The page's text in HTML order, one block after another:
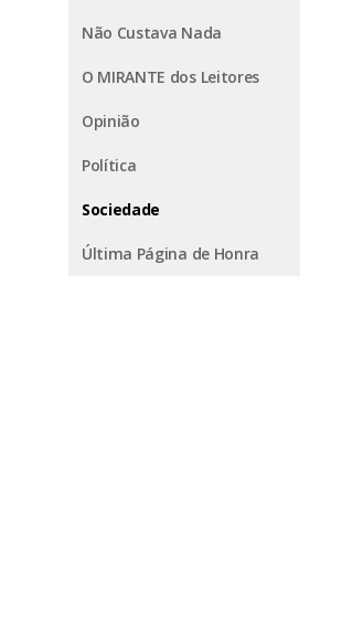
Não Custava Nada
O MIRANTE dos Leitores
Opinião
Política
Sociedade
Última Página de Honra